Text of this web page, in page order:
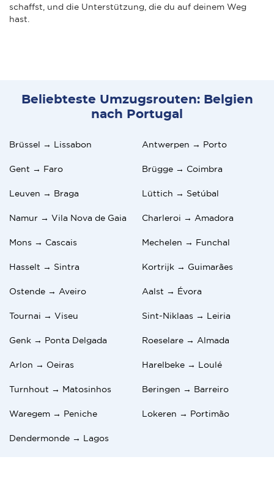
schaffst, und die Unterstützung, die du auf deinem Weg
hast.
Beliebteste Umzugsrouten: Belgien
nach Portugal
Brüssel → Lissabon Antwerpen → Porto
Gent → Faro Brügge → Coimbra
Leuven → Braga Lüttich → Setúbal
Namur → Vila Nova de Gaia Charleroi → Amadora
Mons → Cascais Mechelen → Funchal
Hasselt → Sintra Kortrijk → Guimarães
Ostende → Aveiro Aalst → Évora
Tournai → Viseu Sint-Niklaas → Leiria
Genk → Ponta Delgada Roeselare → Almada
Arlon → Oeiras Harelbeke → Loulé
Turnhout → Matosinhos Beringen → Barreiro
Waregem → Peniche Lokeren → Portimão
Dendermonde → Lagos